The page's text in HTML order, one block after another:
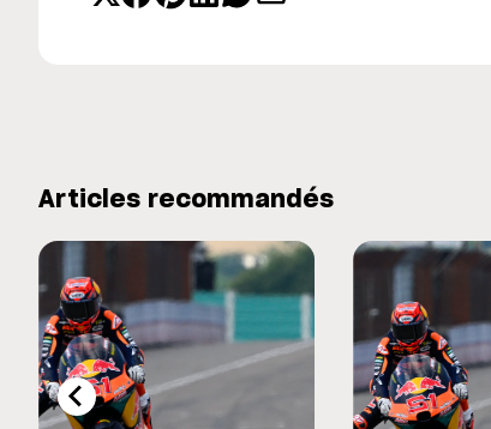
Articles recommandés